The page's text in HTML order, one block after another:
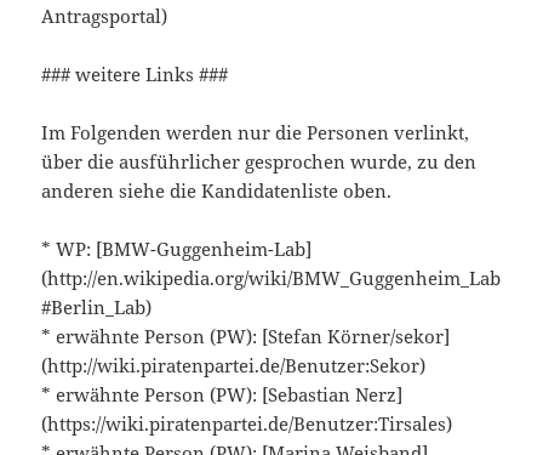
Antragsportal)
### weitere Links ###
Im Folgenden werden nur die Personen verlinkt,
über die ausführlicher gesprochen wurde, zu den
anderen siehe die Kandidatenliste oben.
* WP: [BMW-Guggenheim-Lab]
(http://en.wikipedia.org/wiki/BMW_Guggenheim_Lab
#Berlin_Lab)
* erwähnte Person (PW): [Stefan Körner/sekor]
(http://wiki.piratenpartei.de/Benutzer:Sekor)
* erwähnte Person (PW): [Sebastian Nerz]
(https://wiki.piratenpartei.de/Benutzer:Tirsales)